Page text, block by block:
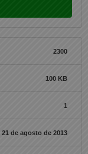
2300
100 KB
1
21 de agosto de 2013